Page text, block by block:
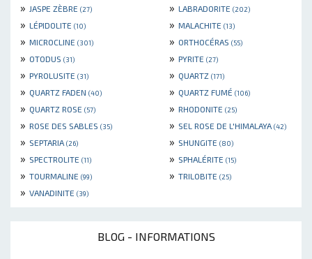
» JASPE ZÈBRE (27) » LABRADORITE (202)
» LÉPIDOLITE (10) » MALACHITE (13)
» MICROCLINE (301) » ORTHOCÉRAS (55)
» OTODUS (31) » PYRITE (27)
» PYROLUSITE (31) » QUARTZ (171)
» QUARTZ FADEN (40) » QUARTZ FUMÉ (106)
» QUARTZ ROSE (57) » RHODONITE (25)
» ROSE DES SABLES (35) » SEL ROSE DE L'HIMALAYA (42)
» SEPTARIA (26) » SHUNGITE (80)
» SPECTROLITE (11) » SPHALÉRITE (15)
» TOURMALINE (99) » TRILOBITE (25)
» VANADINITE (39)
BLOG - INFORMATIONS